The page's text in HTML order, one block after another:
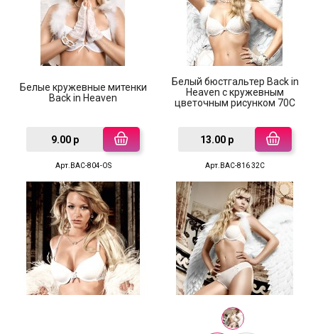
Белые кружевные митенки
Back in Heaven
9.00 р
Арт.BAC-804-OS
Белый бюстгальтер Back in
Heaven с кружевным
цветочным рисунком 70С
13.00 р
Арт.BAC-816 32C